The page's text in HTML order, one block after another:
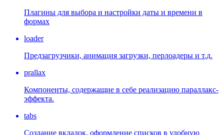
Плагины для выбора и настройки даты и времени в
формах
loader
Предзагрузчики, анимация загрузки, перлоадеры и т.д.
prallax
Компоненты, содержащие в себе реализацию параллакс-
эффекта.
tabs
Создание вкладок, оформление списков в удобную